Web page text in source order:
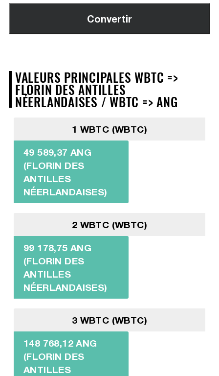
VALEURS PRINCIPALES WBTC =>
FLORIN DES ANTILLES
NÉERLANDAISES / WBTC => ANG
1 WBTC (WBTC)
49 589,37 ANG
(FLORIN DES
ANTILLES
NÉERLANDAISES)
2 WBTC (WBTC)
99 178,75 ANG
(FLORIN DES
ANTILLES
NÉERLANDAISES)
3 WBTC (WBTC)
148 768,12 ANG
(FLORIN DES
ANTILLES